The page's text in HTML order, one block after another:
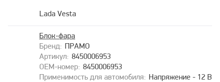
Lada Vesta
ПРАМО
8450006953
8450006953
Блок-фара
Напряжение - 12 В